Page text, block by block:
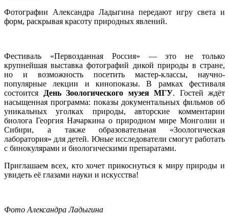
Фотографии Александра Ладыгина передают игру света и
форм, раскрывая красоту природных явлений.
Фестиваль «Первозданная Россия» — это не только
крупнейшая выставка фотографий дикой природы в стране,
но и возможность посетить мастер-классы, научно-
популярные лекции и кинопоказы. В рамках фестиваля
состоится
День Зоологического музея МГУ. Гостей ждёт
насыщенная программа: показы документальных фильмов об
уникальных уголках природы, авторские комментарии
биолога Георгия Начаркина о природном мире Монголии и
Сибири, а также образовательная «Зоологическая
лаборатория» для детей. Юные исследователи смогут работать
с бинокулярами и биологическими препаратами.
Приглашаем всех, кто хочет прикоснуться к миру природы и
увидеть её глазами науки и искусства!
Фото Александра Ладыгина